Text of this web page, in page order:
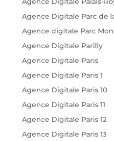
Agence Digitale Parc de
Agence digitale Parc
Agence Digitale Parilly
Agence Digitale Paris
Agence Digitale Paris 1
Agence Digitale Paris 10
Agence Digitale Paris 11
Agence Digitale Paris 12
Agence Digitale Paris 13